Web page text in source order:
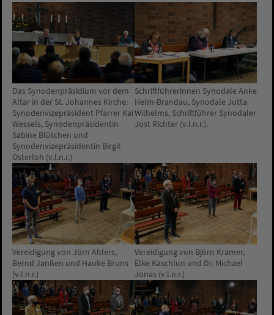
Das Synodenpräsidium vor dem
Altar in der St. Johannes Kirche:
Synodenvizepräsident Pfarrer Kai
Wessels, Synodenpräsidentin
Sabine Blütchen und
Synodenvizepräsidentin Birgit
Osterloh (v.l.n.r.)
Schriftführerinnen Synodale Anke
Helm-Brandau, Synodale Jutta
Wilhelms, Schriftführer Synodaler
Jost Richter (v.l.n.r.).
Vereidigung von Jörn Ahlers,
Bernd Janßen und Hauke Bruns
(v.l.n.r.)
Vereidigung von Björn Kramer,
Elke Kaschlun und Dr. Michael
Jonas (v.l.n.r.)